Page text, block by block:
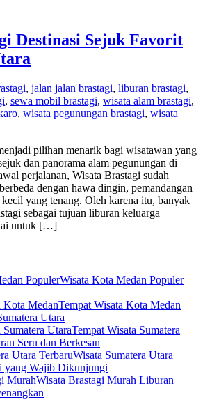
Destinasi Sejuk Favorit
, jalan jalan brastagi, liburan brastagi,
, sewa mobil brastagi, wisata alam brastagi,
, wisata pegunungan brastagi, wisata
pilihan menarik bagi wisatawan yang
dan panorama alam pegunungan di
perjalanan, Wisata Brastagi sudah
dengan hawa dingin, pemandangan
yang tenang. Oleh karena itu, banyak
sebagai tujuan liburan keluarga
untuk […]
Wisata Kota Medan Populer
Tempat Wisata Kota Medan
Utara
Tempat Wisata Sumatera
Seru dan Berkesan
Wisata Sumatera Utara
yang Wajib Dikunjungi
Wisata Brastagi Murah Liburan